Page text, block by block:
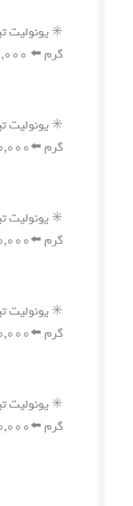
گرم ⬅️ ۶۵۰,۰۰۰ ریال
گرم ⬅️۷۰۰,۰۰۰ ریال
گرم ⬅️۷۵۰,۰۰۰ ریال
گرم ⬅️۸۰۰,۰۰۰ ریال
گرم ⬅️۸۵۰,۰۰۰ ریال